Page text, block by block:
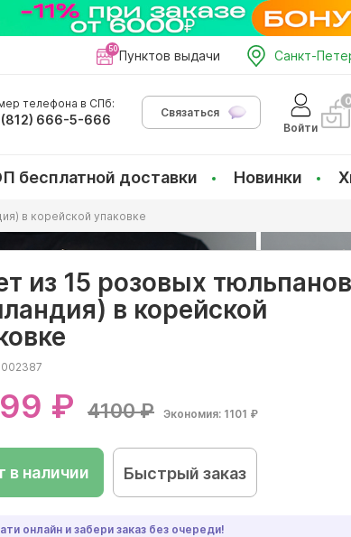
Пунктов выдачи Санкт-
телефона в СПб:
(812) 666-5-666
Связаться
Войти
бесплатной доставки Новинки
в корейской упаковке
из 15 розовых тюльпанов
в корейской
002387
₽ 4100 ₽ Экономия: 1101 ₽
в наличии Быстрый заказ
онлайн и забери заказ без очереди!